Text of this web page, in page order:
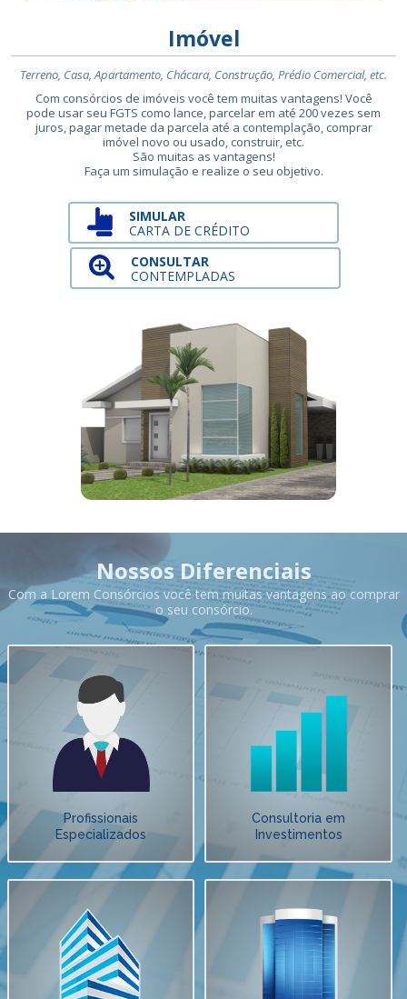
Imóvel
Terreno, Casa, Apartamento, Chácara, Construção, Prédio Comercial, etc.
Com consórcios de imóveis você tem muitas vantagens! Você
pode usar seu FGTS como lance, parcelar em até 200 vezes sem
juros, pagar metade da parcela até a contemplação, comprar
imóvel novo ou usado, construir, etc.
São muitas as vantagens!
Faça um simulação e realize o seu objetivo.
SIMULAR
CARTA DE CRÉDITO
CONSULTAR
CONTEMPLADAS
Nossos Diferenciais
Com a Lorem Consórcios você tem muitas vantagens ao comprar
o seu consórcio.
Profissionais
Especializados
Consultoria em
Investimentos